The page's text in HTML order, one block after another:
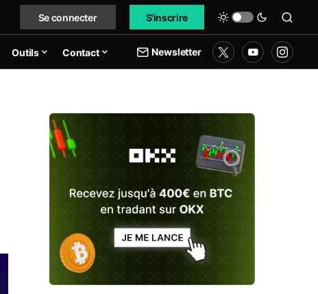
Se connecter S'inscrire
Outils Contact Newsletter